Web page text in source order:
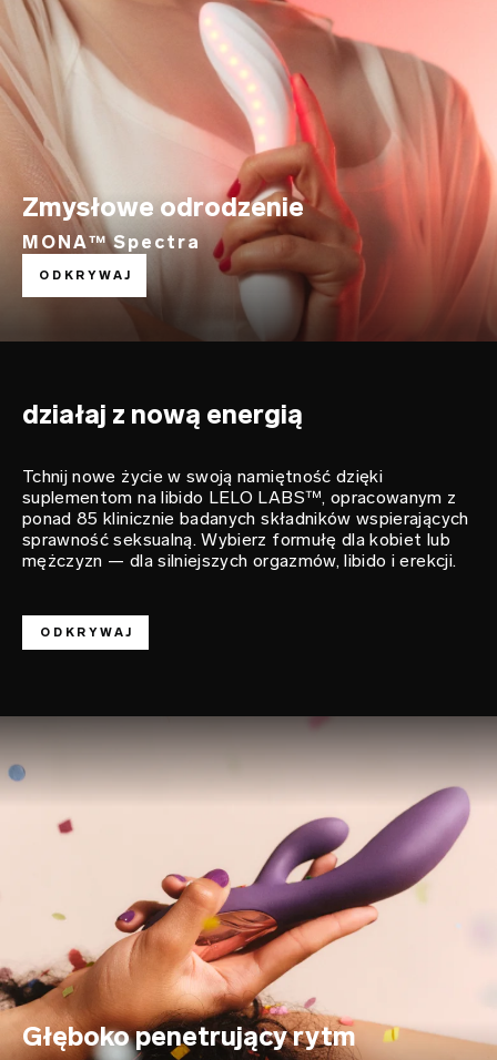
Zmysłowe odrodzenie
MONA™ Spectra
ODKRYWAJ
rozpal swoje pożądanie
działaj z nową energią
Tchnij nowe życie w swoją namiętność dzięki
suplementom na libido LELO LABS™, opracowanym z
ponad 85 klinicznie badanych składników wspierających
sprawność seksualną. Wybierz formułę dla kobiet lub
mężczyzn — dla silniejszych orgazmów, libido i erekcji.
ODKRYWAJ
Głęboko penetrujący rytm